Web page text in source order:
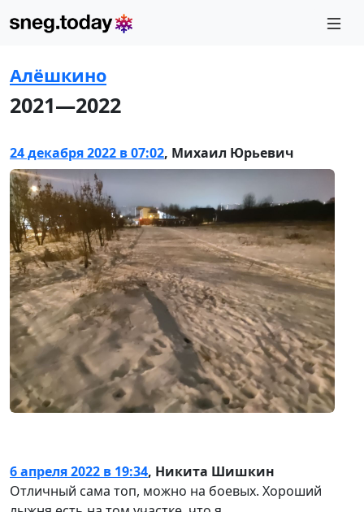
Алёшкино
2021—2022
24 декабря 2022 в 07:02, Михаил Юрьевич
6 апреля 2022 в 19:34, Никита Шишкин
Отличный сама топ, можно на боевых. Хороший